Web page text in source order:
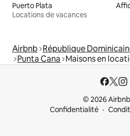
Puerto Plata
Locations de vacances
Airbnb République
Punta Cana Maisons en
© 2026
Confidentialité